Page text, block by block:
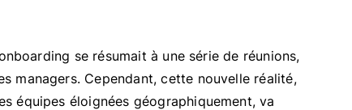
se résumait à une série de réunions,
managers. Cependant, cette nouvelle réalité,
équipes éloignées géographiquement, va